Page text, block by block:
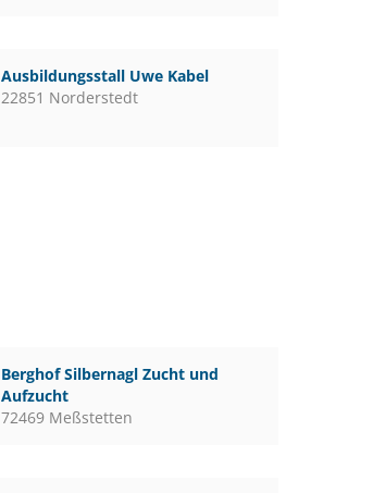
Ausbildungsstall Uwe Kabel
22851 Norderstedt
Berghof Silbernagl Zucht und
Aufzucht
72469 Meßstetten